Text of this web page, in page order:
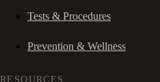
Tests & Procedures
Prevention & Wellness
RESOURCES